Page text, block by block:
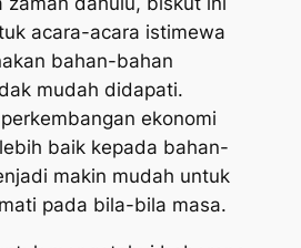
acara-acara istimewa
bahan-bahan
mudah didapati.
ekonomi
baik kepada bahan-
makin mudah untuk
pada bila-bila masa.